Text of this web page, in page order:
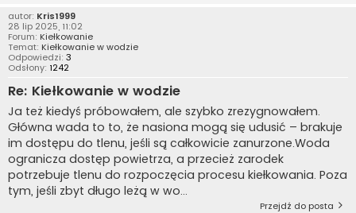
autor: Kris1999
28 lip 2025, 11:02
Forum: Kiełkowanie
Temat: Kiełkowanie w wodzie
Odpowiedzi: 3
Odsłony: 1242
Re: Kiełkowanie w wodzie
Ja też kiedyś próbowałem, ale szybko zrezygnowałem.
Główna wada to to, że nasiona mogą się udusić – brakuje
im dostępu do tlenu, jeśli są całkowicie zanurzone.Woda
ogranicza dostęp powietrza, a przecież zarodek
potrzebuje tlenu do rozpoczęcia procesu kiełkowania. Poza
tym, jeśli zbyt długo leżą w wo...
Przejdź do posta